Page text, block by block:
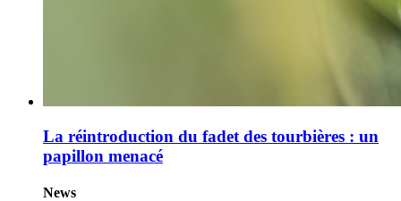
La réintroduction du fadet des tourbières : un
papillon menacé
News